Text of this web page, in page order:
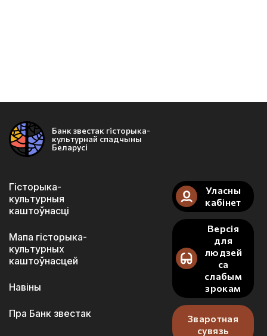
Банк звестак гісторыка-
культурнай спадчыны
Беларусі
Гісторыка-
культурныя
каштоўнасці
Мапа гісторыка-
культурных
каштоўнасцей
Навіны
Пра Банк звестак
Уласны
кабінет
Версія
для
людзей
са
слабым
зрокам
Зваротная
сувязь